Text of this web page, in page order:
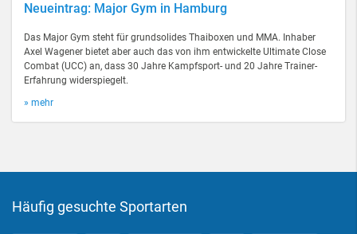
Neueintrag: Major Gym in Hamburg
Das Major Gym steht für grundsolides Thaiboxen und MMA. Inhaber
Axel Wagener bietet aber auch das von ihm entwickelte Ultimate Close
Combat (UCC) an, dass 30 Jahre Kampfsport- und 20 Jahre Trainer-
Erfahrung widerspiegelt.
» mehr
Häufig gesuchte Sportarten